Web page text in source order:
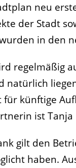
neu
der Stadt
in den
regelmäßig
natürlich
für künftige
ist Tanja
gilt den
haben.